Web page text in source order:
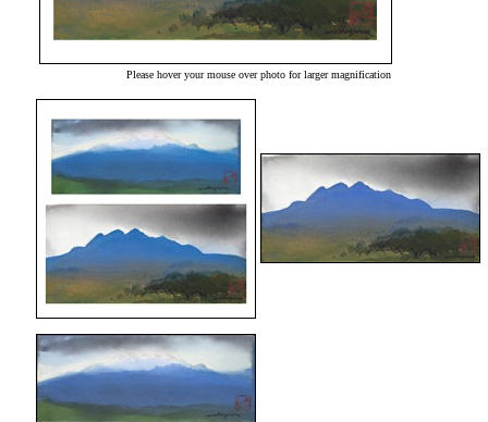
Please hover your mouse over photo for larger magnification